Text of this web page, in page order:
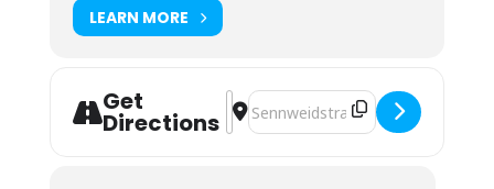
LEARN MORE
Get
Directions
Address - Kollegialer Austausch zu
Destination Address - Kollegialer